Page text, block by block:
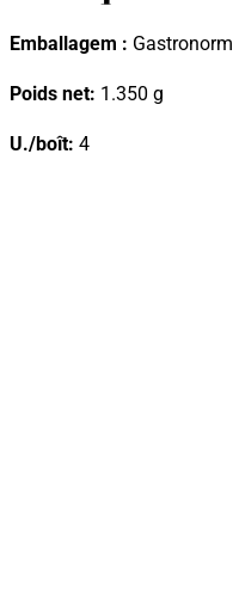
Emballagem : Gastronorm
Poids net: 1.350 g
U./boît: 4